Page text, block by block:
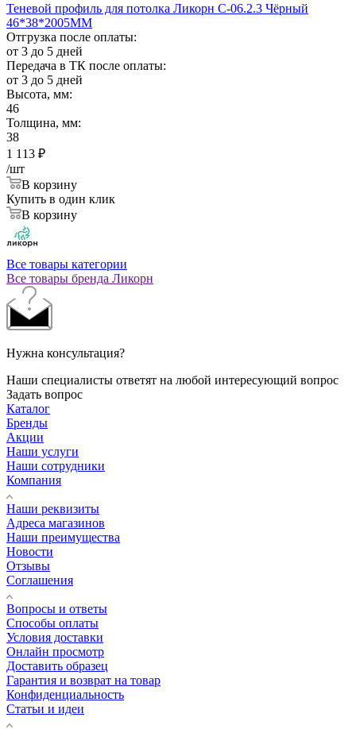
Теневой профиль для потолка Ликорн С-06.2.3 Чёрный
46*38*2005ММ
Отгрузка после оплаты:
от 3 до 5 дней
Передача в ТК после оплаты:
от 3 до 5 дней
Высота, мм:
46
Толщина, мм:
38
1 113 ₽
/шт
В корзину
Купить в один клик
В корзину
Все товары категории
Все товары бренда Ликорн
Нужна консультация?
Наши специалисты ответят на любой интересующий вопрос
Задать вопрос
Каталог
Бренды
Акции
Наши услуги
Наши сотрудники
Компания
Наши реквизиты
Адреса магазинов
Наши преимущества
Новости
Отзывы
Соглашения
Вопросы и ответы
Способы оплаты
Условия доставки
Онлайн просмотр
Доставить образец
Гарантия и возврат на товар
Конфиденциальность
Статьи и идеи